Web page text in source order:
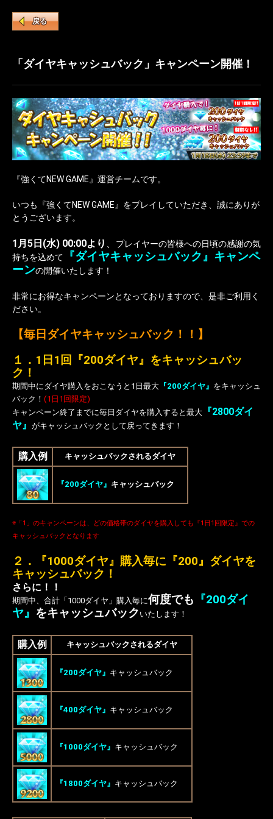
戻る
「ダイヤキャッシュバック」キャンペーン開催！
『強くてNEW GAME』運営チームです。
いつも『強くてNEW GAME』をプレイしていただき、誠にありが
とうございます。
1月5日(水) 00:00より 、
プレイヤーの皆様への日頃の感謝の気
持ちを込めて
『ダイヤキャッシュバック』キャンペ
ーンの開催いたします！
非常にお得なキャンペーンとなっておりますので、是非ご利用く
ださい。
【毎日ダイヤキャッシュバック！！】
１．1日1回『200ダイヤ』をキャッシュバッ
ク！
期間中にダイヤ購入をおこなうと1日最大 『200ダイヤ』 をキャッシュ
バック！ (1日1回限定)
キャンペーン終了までに毎日ダイヤを購入すると最大 『2800ダイ
ヤ』 がキャッシュバックとして戻ってきます！
購入例 キャッシュバックされるダイヤ
『200ダイヤ』 キャッシュバック
※「1」のキャンペーンは、どの価格帯のダイヤを購入しても『1日1回限定』での
キャッシュバックとなります
２．『1000ダイヤ』購入毎に『200』ダイヤを
キャッシュバック！
さらに！！
期間中、合計「1000ダイヤ」購入毎に何度でも 『200ダイ
ヤ』 をキャッシュバック いたします！
購入例 キャッシュバックされるダイヤ
『200ダイヤ』 キャッシュバック
『400ダイヤ』 キャッシュバック
『1000ダイヤ』 キャッシュバック
『1800ダイヤ』 キャッシュバック